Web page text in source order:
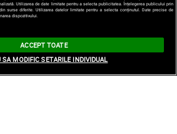
Utilizarea de date limitate pentru a selecta publicitatea. Înțelegerea publicului prin
surse diferite. Utilizarea datelor limitate pentru a selecta conținutul. Date precise de
dispozitivului.
ACCEPT TOATE
SA MODIFIC SETARILE INDIVIDUAL